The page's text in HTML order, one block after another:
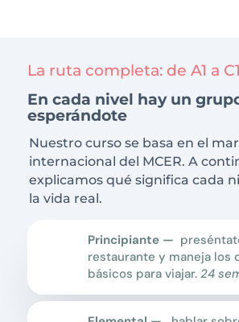
La ruta completa: de A1 a C1
En cada nivel hay un
esperándote
Nuestro curso se basa en el
internacional del MCER. A
explicamos qué significa cada
la vida real.
Principiante —
restaurante y maneja los
básicos para viajar. 24